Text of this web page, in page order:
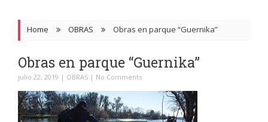
Home OBRAS Obras en parque “Guernika”
Obras en parque “Guernika”
julio 22, 2019 | OBRAS | No Comments